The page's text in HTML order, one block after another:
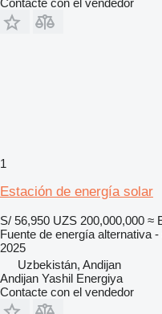
1
Estación de energía solar
S/ 56,950 UZS 200,000,000 ≈
Fuente de energía alternativa
2025
Uzbekistán, Andijan
Andijan Yashil Energiya
Contacte con el vendedor